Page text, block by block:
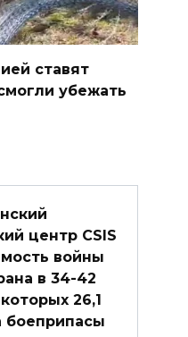
ставят
убежать
центр CSIS
войны
в 34-42
26,1
боеприпасы